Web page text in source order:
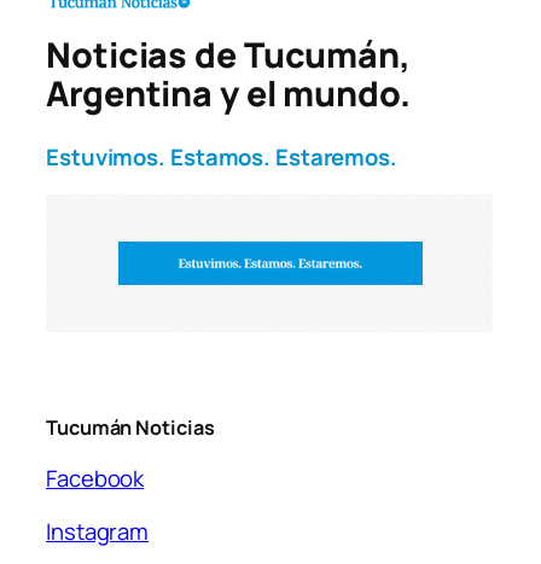
Noticias de Tucumán,
Argentina y el mundo.
Estuvimos. Estamos. Estaremos.
Tucumán Noticias
Facebook
Instagram